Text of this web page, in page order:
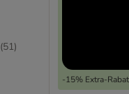
(51)
-15% Extra-